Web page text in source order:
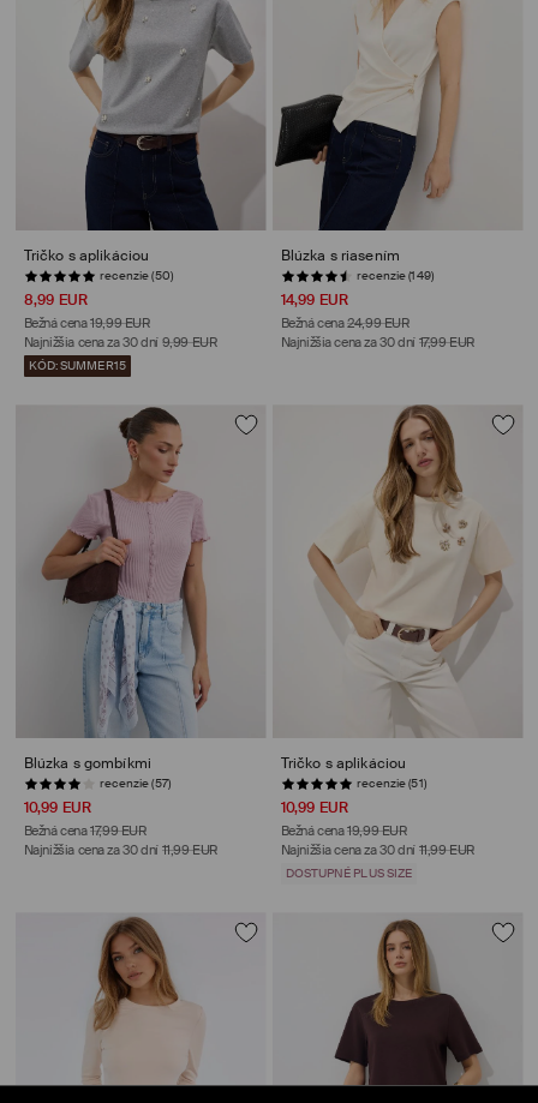
Tričko s aplikáciou
recenzie (50)
8,99 EUR
Bežná cena 19,99 EUR
Najnižšia cena za 30 dní 9,99 EUR
KÓD: SUMMER15
Blúzka s riasením
recenzie (149)
14,99 EUR
Bežná cena 24,99 EUR
Najnižšia cena za 30 dní 17,99 EUR
Blúzka s gombíkmi
recenzie (57)
10,99 EUR
Bežná cena 17,99 EUR
Najnižšia cena za 30 dní 11,99 EUR
Tričko s aplikáciou
recenzie (51)
10,99 EUR
Bežná cena 19,99 EUR
Najnižšia cena za 30 dní 11,99 EUR
DOSTUPNÉ PLUS SIZE